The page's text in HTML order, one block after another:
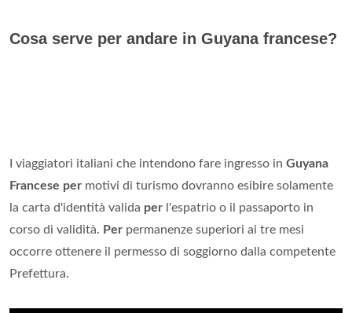
Cosa serve per andare in Guyana francese?
I viaggiatori italiani che intendono fare ingresso in Guyana
Francese per motivi di turismo dovranno esibire solamente
la carta d'identità valida per l'espatrio o il passaporto in
corso di validità. Per permanenze superiori ai tre mesi
occorre ottenere il permesso di soggiorno dalla competente
Prefettura.